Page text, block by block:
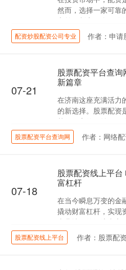
然而，选择一家可靠
之前，制定一个明确
配资炒股配资公司专业 作者：申请
07-21
股票配资平台查
新篇章
在济南这座充满活力
的新选择。股票配资
获得更高的收益。 3.
股票配资平台查询网 作者：网络
07-18
股票配资线上平
富杠杆
在当今瞬息万变的金
撬动财富杠杆，实现
东北地区的经济中心
股票配资线上平台 作者：股票配